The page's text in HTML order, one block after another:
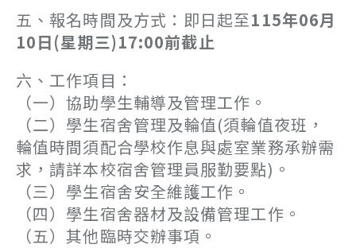
五、報名時間及方式：即日起至115年06月
10日(星期三)17:00前截止
六、工作項目：
（一）協助學生輔導及管理工作。
（二）學生宿舍管理及輪值(須輪值夜班，
輪值時間須配合學校作息與處室業務承辦需
求，請詳本校宿舍管理員服勤要點)。
（三）學生宿舍安全維護工作。
（四）學生宿舍器材及設備管理工作。
（五）其他臨時交辦事項。